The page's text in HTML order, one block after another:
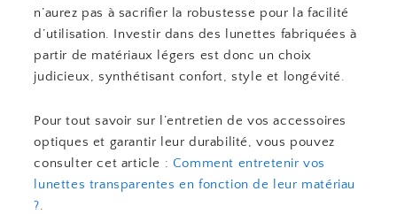
n’aurez pas à sacrifier la robustesse pour la facilité
d’utilisation. Investir dans des lunettes fabriquées à
partir de matériaux légers est donc un choix
judicieux, synthétisant confort, style et longévité.
Pour tout savoir sur l’entretien de vos accessoires
optiques et garantir leur durabilité, vous pouvez
consulter cet article : Comment entretenir vos
lunettes transparentes en fonction de leur matériau
?.